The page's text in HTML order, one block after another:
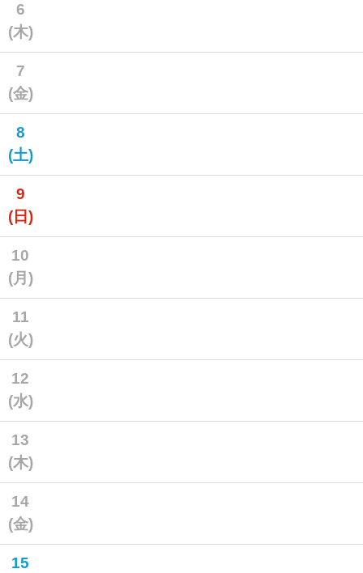
6
(木)
7
(金)
8
(土)
9
(日)
10
(月)
11
(火)
12
(水)
13
(木)
14
(金)
15